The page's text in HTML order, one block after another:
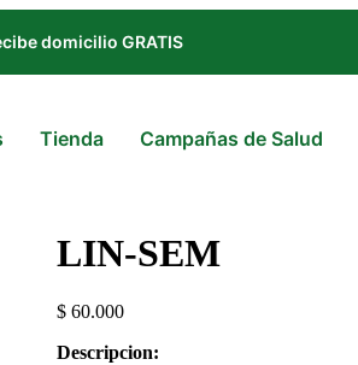
domicilio GRATIS
Tienda Campañas de Salud
LIN-SEM
$60.000
Descripcion: